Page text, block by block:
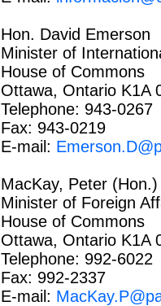
Hon. David Emerson
Minister of
House of Commons
Ottawa, Ontario K1A
Telephone: 943-0267
Fax: 943-0219
E-mail:
MacKay, Peter (Hon.)
Minister of Foreign
House of Commons
Ottawa, Ontario K1A
Telephone: 992-6022
Fax: 992-2337
E-mail: